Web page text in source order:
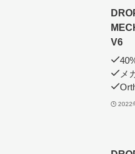
V6
メ
2022